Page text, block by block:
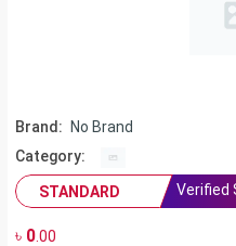
Brand:
No Brand
Category:
STANDARD
Verified
৳ 0.00